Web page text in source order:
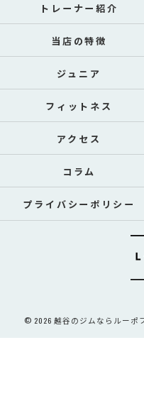
トレーナー紹介
当店の特徴
ジュニア
フィットネス
アクセス
コラム
プライバシーポリシー
© 2026 越谷のジムならルーポフ